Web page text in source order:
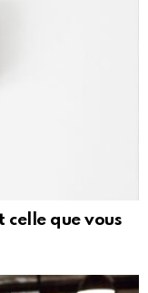
celle que vous